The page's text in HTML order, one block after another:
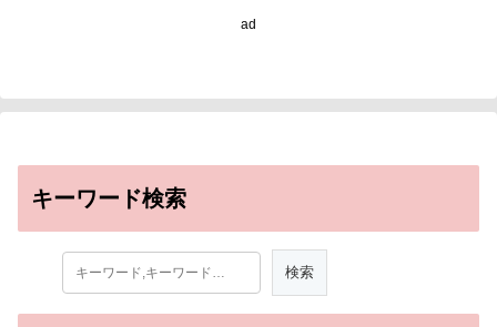
ad
キーワード検索